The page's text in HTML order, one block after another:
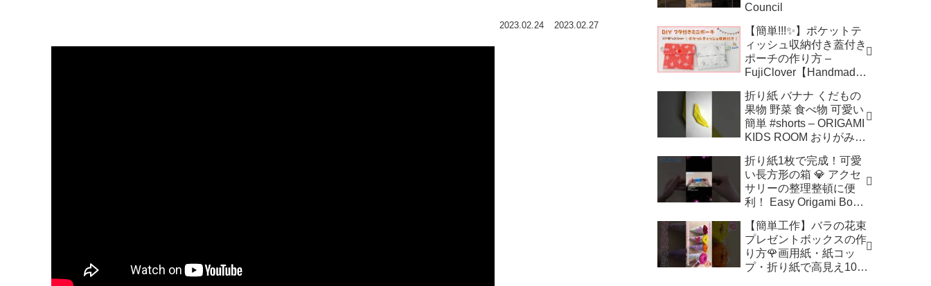
2023.02.24 2023.02.27
Council
【簡単!!!✨】ポケットテ
ィッシュ収納付き蓋付き
ポーチの作り方 –
FujiClover【Handmade
折り紙 バナナ くだもの
果物 野菜 食べ物 可愛い
簡単 #shorts – ORIGAMI
KIDS ROOM おりがみキ
折り紙1枚で完成！可愛
い長方形の箱 💎 アクセ
サリーの整理整頓に便
利！ Easy Origami Box |
子 クリスマス 箱 は
こ – Origami hana’s
channel
【簡単工作】バラの花束
プレゼントボックスの作
り方🌹画用紙・紙コッ
プ・折り紙で高見え100